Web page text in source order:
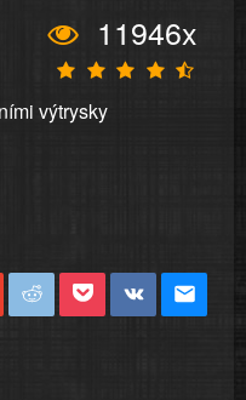
11946x
výtrysky